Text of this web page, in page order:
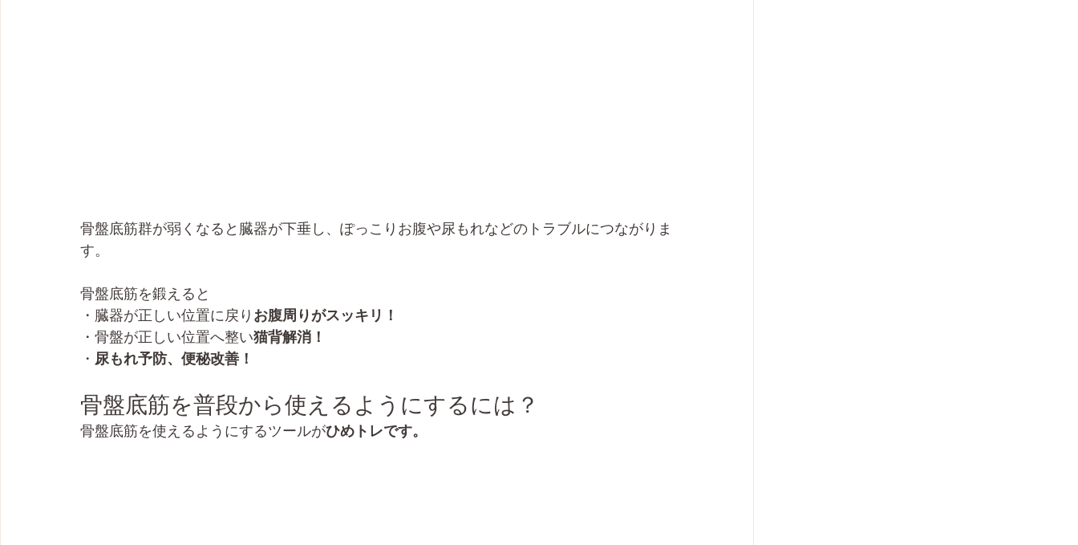
骨盤底筋群が弱くなると臓器が下垂し、ぽっこりお腹や尿もれなどのトラブルにつながりま
す。
骨盤底筋を鍛えると
・臓器が正しい位置に戻り お腹周りがスッキリ！
・骨盤が正しい位置へ整い猫背解消！
・ 尿もれ予防、便秘改善！
骨盤底筋を普段から使えるようにするには？
骨盤底筋を使えるようにするツールがひめトレです。